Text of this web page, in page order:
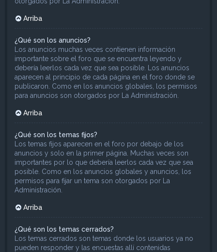
Arriba
¿Qué son los anuncios?
Los anuncios muchas veces contienen información
importante sobre el foro que se encuentra leyendo y
debería leerlos cada vez que sea posible. Los anuncios
aparecen al principio de cada página en el foro donde se
publicaron. Como en los anuncios globales, los permisos
para anuncios son otorgados por La Administración.
Arriba
¿Qué son los temas fijos?
Los temas fijos aparecen en el foro por debajo de los
anuncios y solo en la primer página. Muchas veces son
importantes por lo que debería leerlos cada vez que sea
posible. Como en los anuncios globales y anuncios, los
permisos para fijar un tema son otorgados por La
Administración.
Arriba
¿Qué son los temas cerrados?
Los temas cerrados son temas donde los usuarios ya no
pueden responder y las encuestas allí contenidas